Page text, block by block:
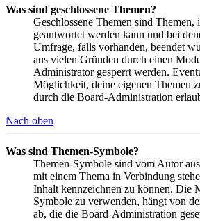
Was sind geschlossene Themen?
Geschlossene Themen sind Themen,
geantwortet werden kann und bei
Umfrage, falls vorhanden, beendet
aus vielen Gründen durch einen
Administrator gesperrt werden.
Möglichkeit, deine eigenen Themen
durch die Board-Administration
Nach oben
Was sind Themen-Symbole?
Themen-Symbole sind vom Autor
mit einem Thema in Verbindung
Inhalt kennzeichnen zu können. Die
Symbole zu verwenden, hängt von
ab, die die Board-Administration